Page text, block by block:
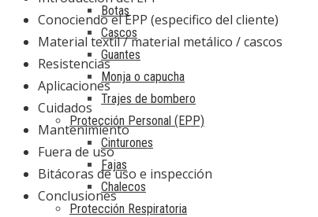
Botas
Cascos
Guantes
Monja o capucha
Trajes de bombero
Protección Personal (EPP)
Cinturones
Fajas
Chalecos
Protección Respiratoria
Conociendo el EPP (especifico del cliente)
Material textil / material metálico / cascos
Resistencias
Aplicaciones
Cuidados
Mantenimiento
Fuera de uso
Bitácoras de uso e inspección
Conclusiones